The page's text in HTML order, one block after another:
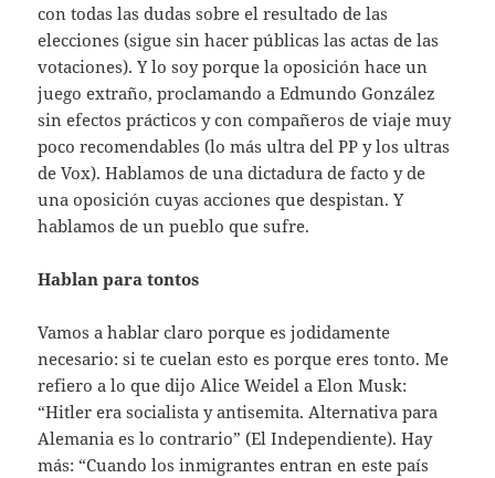
con todas las dudas sobre el resultado de las
elecciones (sigue sin hacer públicas las actas de las
votaciones). Y lo soy porque la oposición hace un
juego extraño, proclamando a Edmundo González
sin efectos prácticos y con compañeros de viaje muy
poco recomendables (lo más ultra del PP y los ultras
de Vox). Hablamos de una dictadura de facto y de
una oposición cuyas acciones que despistan. Y
hablamos de un pueblo que sufre.
Hablan para tontos
Vamos a hablar claro porque es jodidamente
necesario: si te cuelan esto es porque eres tonto. Me
refiero a lo que dijo Alice Weidel a Elon Musk:
“Hitler era socialista y antisemita. Alternativa para
Alemania es lo contrario” (El Independiente). Hay
más: “Cuando los inmigrantes entran en este país